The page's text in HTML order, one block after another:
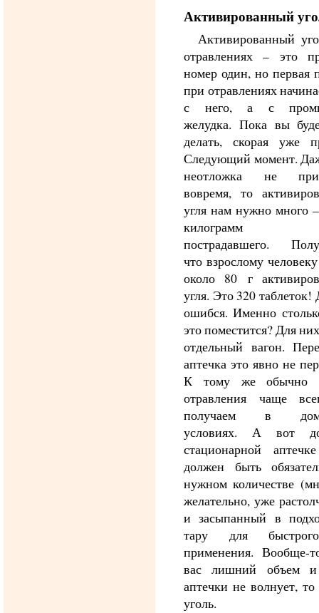
Активированный
Активированный
отравлениях – это
номер один, но первая
при отравлениях
с него, а с
желудка. Пока вы
делать, скорая уже
Следующий момент.
неотложка не
вовремя, то
угля нам нужно много
килограмм
пострадавшего.
что взрослому
около 80 г
угля. Это 320 таблеток!
ошибся. Именно
это поместится? Для
отдельный вагон.
аптечка это явно не
К тому же обычно
отравления чаще
получаем в
условиях. А вот
стационарной
должен быть
нужном количестве
желательно, уже
и засыпанный в
тару для
применения. Вообще-
вас лишний объем и
аптечки не волнует, то
уголь.